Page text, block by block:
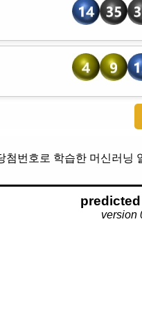
첨번호로 학습한 머신러닝
version